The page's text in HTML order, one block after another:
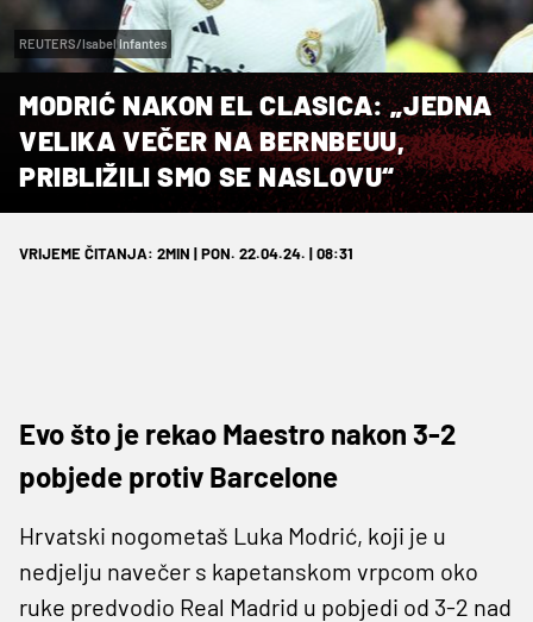
REUTERS/Isabel Infantes
MODRIĆ NAKON EL CLASICA: „JEDNA
VELIKA VEČER NA BERNBEUU,
PRIBLIŽILI SMO SE NASLOVU“
VRIJEME ČITANJA: 2MIN | PON. 22.04.24. | 08:31
Evo što je rekao Maestro nakon 3-2
pobjede protiv Barcelone
Hrvatski nogometaš Luka Modrić, koji je u
nedjelju navečer s kapetanskom vrpcom oko
ruke predvodio Real Madrid u pobjedi od 3-2 nad